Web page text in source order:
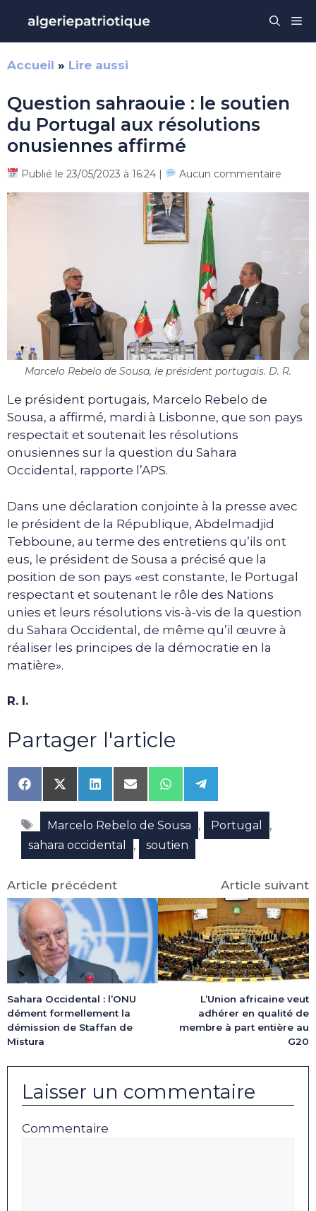
contenu
Accueil » Lire aussi
Question sahraouie : le soutien
du Portugal aux résolutions
onusiennes affirmé
Publié le 23/05/2023 à 16:24 | Aucun commentaire
Marcelo Rebelo de Sousa, le président portugais. D. R.
Le président portugais, Marcelo Rebelo de
Sousa, a affirmé, mardi à Lisbonne, que son pays
respectait et soutenait les résolutions
onusiennes sur la question du Sahara
Occidental, rapporte l’APS.
Dans une déclaration conjointe à la presse avec
le président de la République, Abdelmadjid
Tebboune, au terme des entretiens qu’ils ont
eus, le président de Sousa a précisé que la
position de son pays «est constante, le Portugal
respectant et soutenant le rôle des Nations
unies et leurs résolutions vis-à-vis de la question
du Sahara Occidental, de même qu’il œuvre à
réaliser les principes de la démocratie en la
matière».
R. I.
Partager l'article
Share
on
Facebook
Share
on
X
(Twitter)
Share
on
LinkedIn
Share
on
Email
Share
on
WhatsApp
Share
on
Telegram
Étiquettes
Marcelo Rebelo de Sousa , Portugal ,
sahara occidental , soutien
Article précédent
Sahara Occidental : l’ONU
dément formellement la
démission de Staffan de
Mistura
Article suivant
L’Union africaine veut
adhérer en qualité de
membre à part entière au
G20
Laisser un commentaire
Commentaire